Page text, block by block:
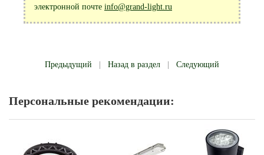
электронной почте info@grand-light.ru
Предыдущий Назад в раздел Следующий
Персональные рекомендации: